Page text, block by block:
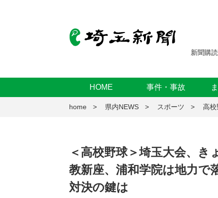
新聞購読
HOME 事件・事故
home 県内NEWS スポーツ 高校
＜高校野球＞埼玉大会、
教新座、浦和学院は地力で
対決の鍵は